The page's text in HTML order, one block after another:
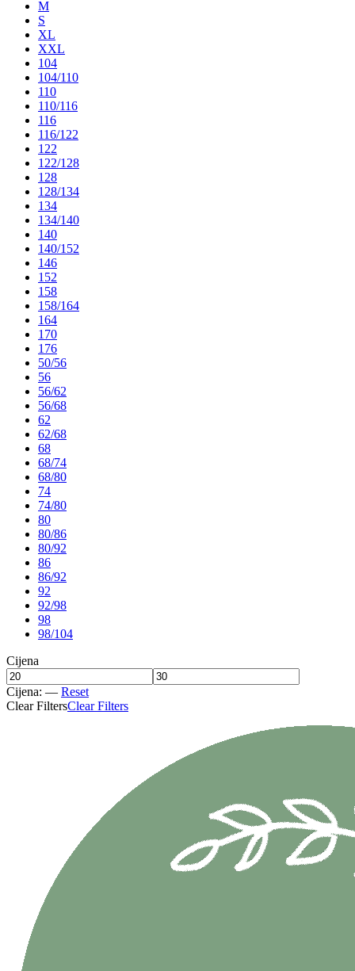
M
S
XL
XXL
104
104/110
110
110/116
116
116/122
122
122/128
128
128/134
134
134/140
140
140/152
146
152
158
158/164
164
170
176
50/56
56
56/62
56/68
62
62/68
68
68/74
68/80
74
74/80
80
80/86
80/92
86
86/92
92
92/98
98
98/104
Cijena
Cijena: — Reset
Clear FiltersClear Filters